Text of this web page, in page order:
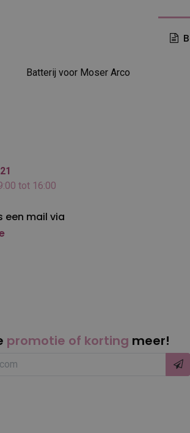
Batterij voor Moser Arco
promotie of korting meer!
tot 16:00
een mail via